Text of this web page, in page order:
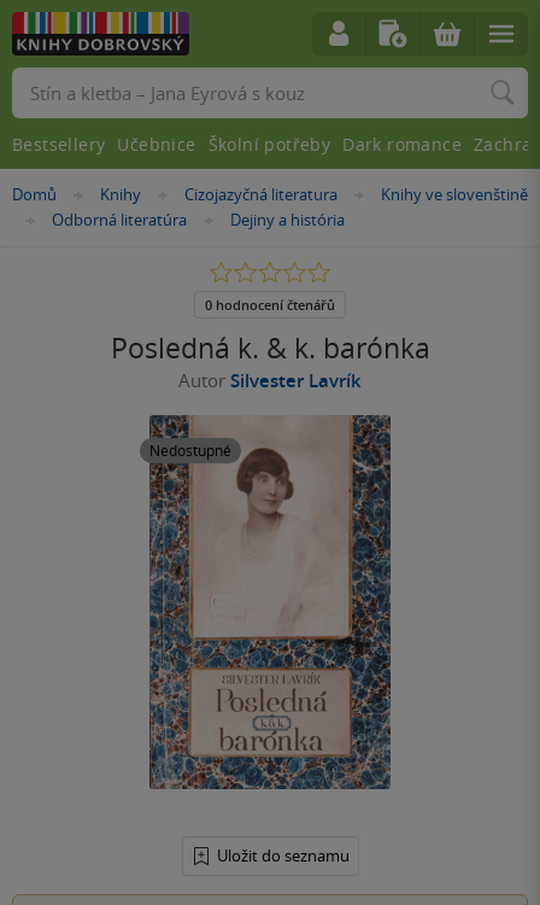
Nacházíte
Domů »Knihy »Cizojazyčná literatura »
Knihy ve slovenštině
»
Odborná literatúra »
Dejiny a história
Posledná k. & k. barónka
Autor Silvester Lavrík
Nedostupné
Uložit do seznamu
0.0
5
0 hodnocení čtenářů
Vyhledávání
Bestsellery Učebnice Školní potřeby Dark romance